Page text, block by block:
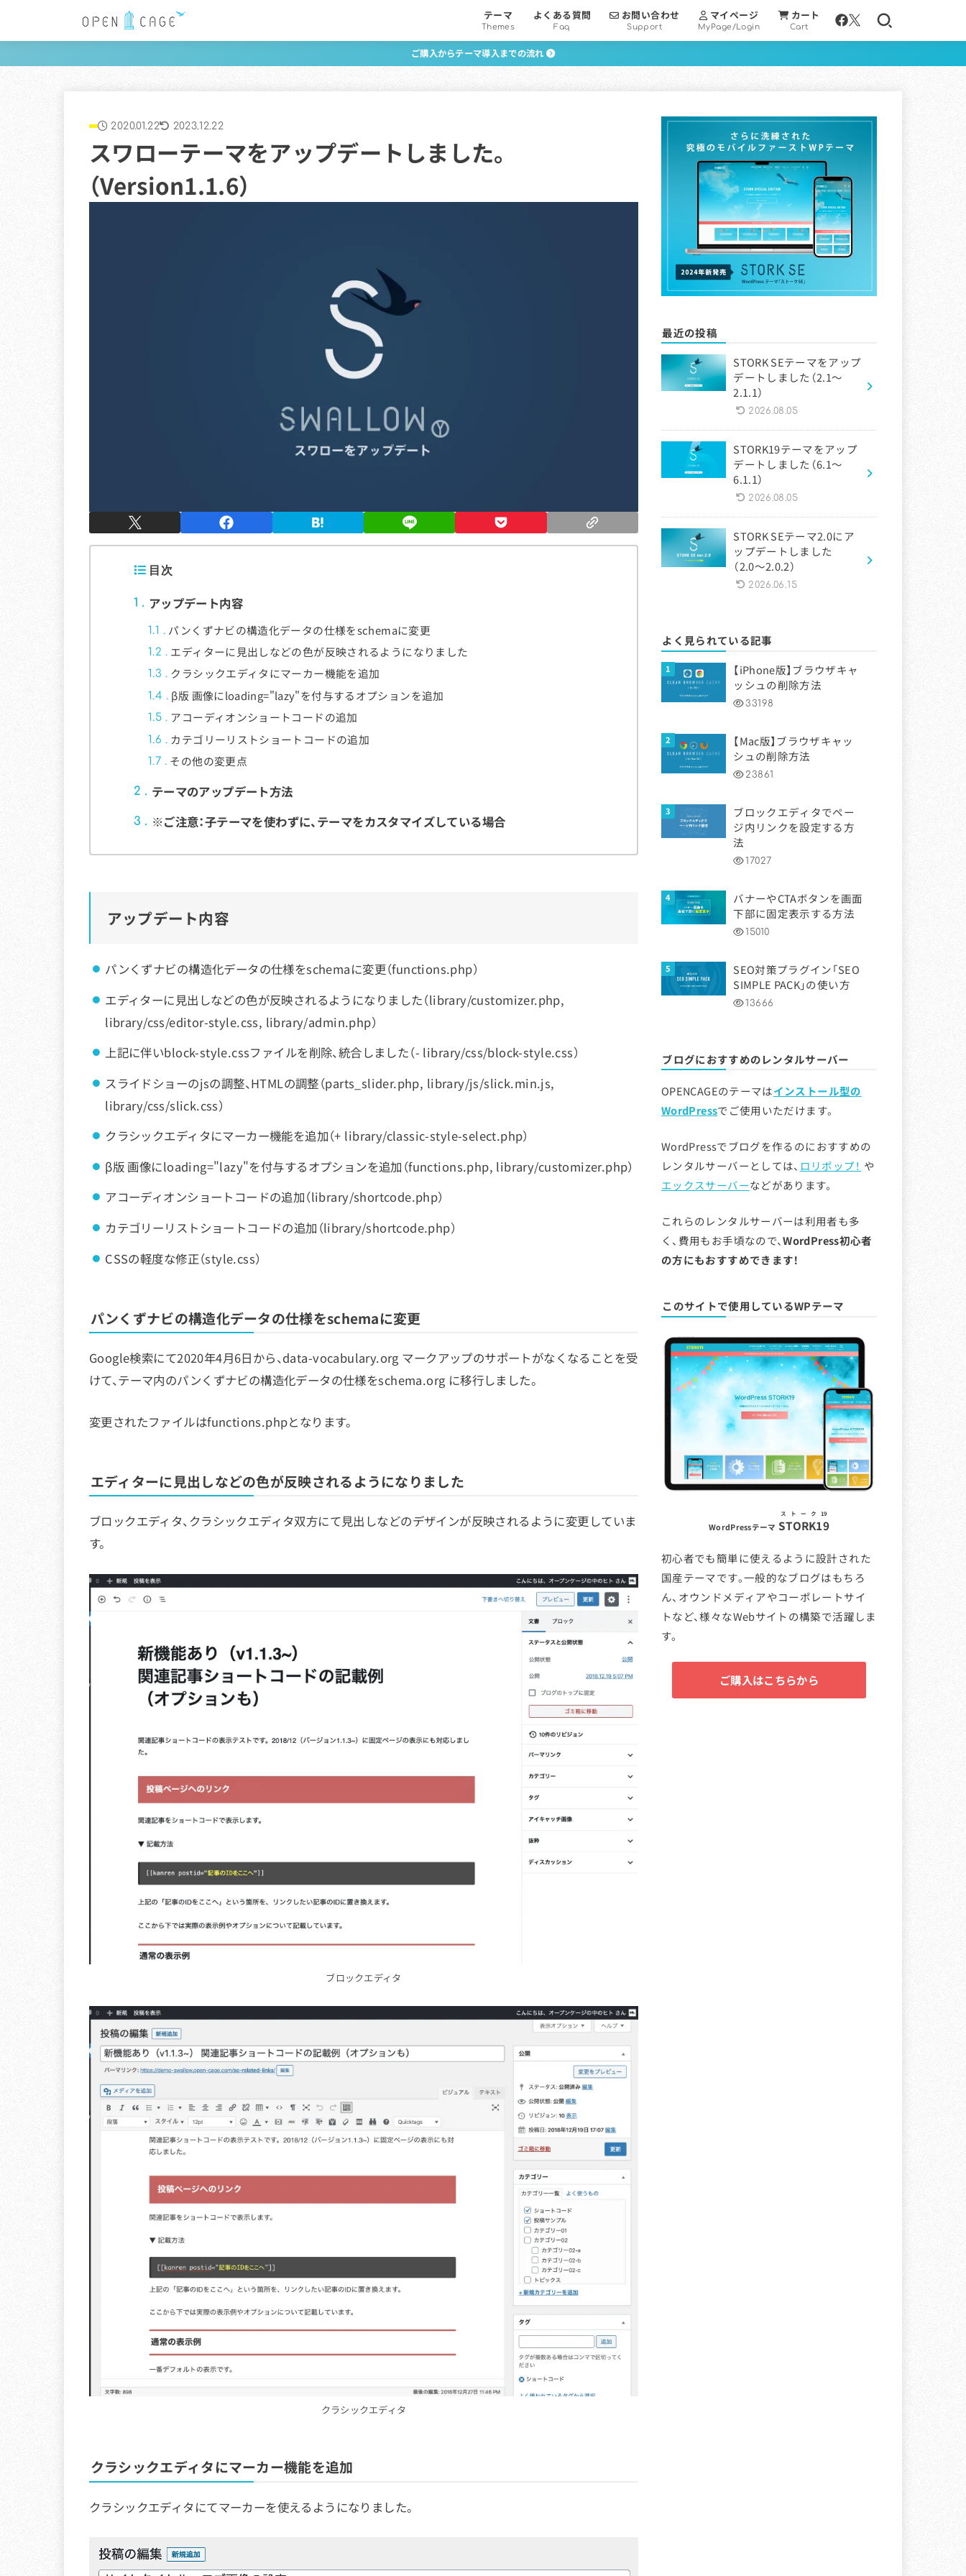
テーマ
Themes
よくある質問
Faq
お問い合わせ
Support
マイページ
MyPage/Login
カート
Cart
ご購入からテーマ導入までの流れ
2020.01.22 2023.12.22
スワローテーマをアップデートしました。
（Version1.1.6）
目次
1 アップデート内容
1.1 パンくずナビの構造化データの仕様をschemaに変更
1.2 エディターに見出しなどの色が反映されるようになりました
1.3 クラシックエディタにマーカー機能を追加
1.4 β版 画像にloading="lazy"を付与するオプションを追加
1.5 アコーディオンショートコードの追加
1.6 カテゴリーリストショートコードの追加
1.7 その他の変更点
2 テーマのアップデート方法
3 ※ご注意：子テーマを使わずに、テーマをカスタマイズしている場合
アップデート内容
パンくずナビの構造化データの仕様をschemaに変更（functions.php）
エディターに見出しなどの色が反映されるようになりました（library/customizer.php,
library/css/editor-style.css, library/admin.php）
上記に伴いblock-style.cssファイルを削除、統合しました（- library/css/block-style.css）
スライドショーのjsの調整、HTMLの調整（parts_slider.php, library/js/slick.min.js,
library/css/slick.css）
クラシックエディタにマーカー機能を追加（+ library/classic-style-select.php）
β版 画像にloading="lazy"を付与するオプションを追加（functions.php, library/customizer.php）
アコーディオンショートコードの追加（library/shortcode.php）
カテゴリーリストショートコードの追加（library/shortcode.php）
CSSの軽度な修正（style.css）
パンくずナビの構造化データの仕様をschemaに変更
Google検索にて2020年4月6日から、data-vocabulary.org マークアップのサポートがなくなることを受
けて、テーマ内のパンくずナビの構造化データの仕様をschema.org に移行しました。
変更されたファイルはfunctions.phpとなります。
エディターに見出しなどの色が反映されるようになりました
ブロックエディタ、クラシックエディタ双方にて見出しなどのデザインが反映されるように変更していま
す。
ブロックエディタ
クラシックエディタ
クラシックエディタにマーカー機能を追加
クラシックエディタにてマーカーを使えるようになりました。
最近の投稿
STORK SEテーマをアップ
デートしました（2.1〜
2.1.1）
2026.08.05
STORK19テーマをアップ
デートしました（6.1〜
6.1.1）
2026.08.05
STORK SEテーマ2.0にア
ップデートしました
（2.0〜2.0.2）
2026.06.15
よく見られている記事
【iPhone版】ブラウザキャ
ッシュの削除方法
33198
【Mac版】ブラウザキャッ
シュの削除方法
23861
ブロックエディタでペー
ジ内リンクを設定する方
法
17027
バナーやCTAボタンを画面
下部に固定表示する方法
15010
SEO対策プラグイン「SEO
SIMPLE PACK」の使い方
13666
ブログにおすすめのレンタルサーバー
OPENCAGEのテーマはインストール型の
WordPressでご使用いただけます。
WordPressでブログを作るのにおすすめの
レンタルサーバーとしては、 ロリポップ！ や
エックスサーバーなどがあります。
これらのレンタルサーバーは利用者も多
く、費用もお手頃なので、WordPress初心者
の方にもおすすめできます！
このサイトで使用しているWPテーマ
WordPressテーマ STORK19
ストーク19
初心者でも簡単に使えるように設計された
国産テーマです。一般的なブログはもちろ
ん、オウンドメディアやコーポレートサイ
トなど、様々なWebサイトの構築で活躍しま
す。
ご購入はこちらから